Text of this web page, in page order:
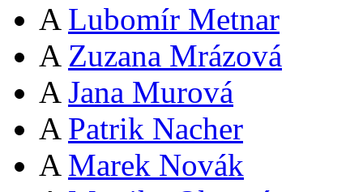
A Lubomír Metnar
A Zuzana Mrázová
A Jana Murová
A Patrik Nacher
A Marek Novák